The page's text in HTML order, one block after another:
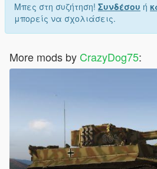
Μπες στη συζήτηση! Συνδέσου ή
μπορείς να σχολιάσεις.
More mods by CrazyDog75: